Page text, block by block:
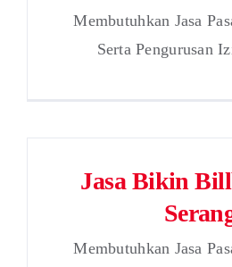
Membutuhkan Jasa
Serta Pengurusan
Jasa Bikin
Membutuhkan Jasa